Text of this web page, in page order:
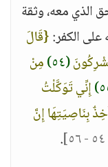
الذي معه، وثقة
على الكفر:{قَالَ
(٥٤)
مِنْ
إِنِّي تَوَكَّلْتُ
بِنَاصِيَتِهَا إِنَّ
.